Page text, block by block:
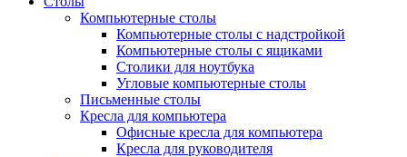
Компьютерные столы
Компьютерные столы с надстройкой
Компьютерные столы с ящиками
Столики для ноутбука
Угловые компьютерные столы
Письменные столы
Кресла для компьютера
Офисные кресла для компьютера
Кресла для руководителя